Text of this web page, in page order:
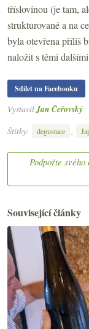
tříslovinou (je tam,
strukturované a na
byla otevřena příliš
naložit s těmi
Sdílet na Facebooku
Vystavil Jan Čeřovský
Štítky:
degustace ,
Podpořte
Související články